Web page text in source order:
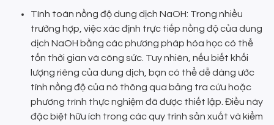
Tính toán nồng độ dung dịch NaOH: Trong nhiều
trường hợp, việc xác định trực tiếp nồng độ của dung
dịch NaOH bằng các phương pháp hóa học có thể
tốn thời gian và công sức. Tuy nhiên, nếu biết khối
lượng riêng của dung dịch, bạn có thể dễ dàng ước
tính nồng độ của nó thông qua bảng tra cứu hoặc
phương trình thực nghiệm đã được thiết lập. Điều này
đặc biệt hữu ích trong các quy trình sản xuất và kiểm